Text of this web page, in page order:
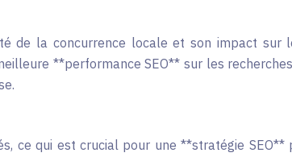
de la concurrence locale et son impact
**performance SEO** sur les
ce qui est crucial pour une **stratégie